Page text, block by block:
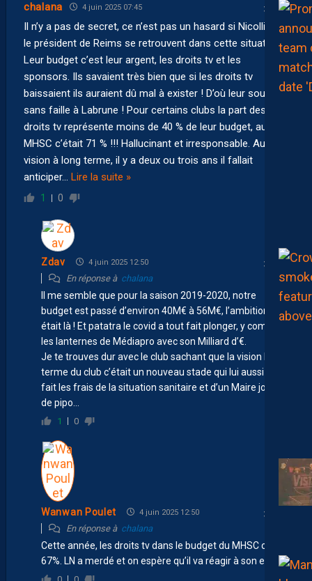
chalana 4 juin 2025 07:45
Il n’y a pas de secret, ce n’est pas un hasard si Nicollin et
le président de Reims se retrouvent dans cette situation !
Leur budget c’est leur argent, les droits tv et les
sponsors. Ils savaient très bien que si les droits tv
baissaient ils auraient dû mal à exister ! D’où leur soutient
sans faille à Labrune ! Pour certains clubs la part des
droits tv représente moins de 40 % de leur budget, au
MHSC c’était 71 % !!! Hallucinant et irresponsable. Aucune
vision à long terme, il y a deux ou trois ans il fallait
anticiper… Lire la suite »
1 0
Zdav 4 juin 2025 12:50
En réponse à chalana
Il me semble que pour la saison 2019-2020, notre
budget est passé d’environ 40M€ à 56M€, l’ambition
était là ! Et patatra le covid a tout fait plonger, y compris
les lanternes de Médiapro avec son Milliard d’€.
Je te trouves dur avec le club sachant que la vision long
terme du club c’était un nouveau stade qui lui aussi a
fait les frais de la situation sanitaire et d’un Maire joueur
de pipo…
1 0
Wanwan Poulet 4 juin 2025 12:50
En réponse à chalana
Cette année, les droits tv dans le budget du MHSC c’est
67%. LN a merdé et on espère qu’il va réagir à son erreur.